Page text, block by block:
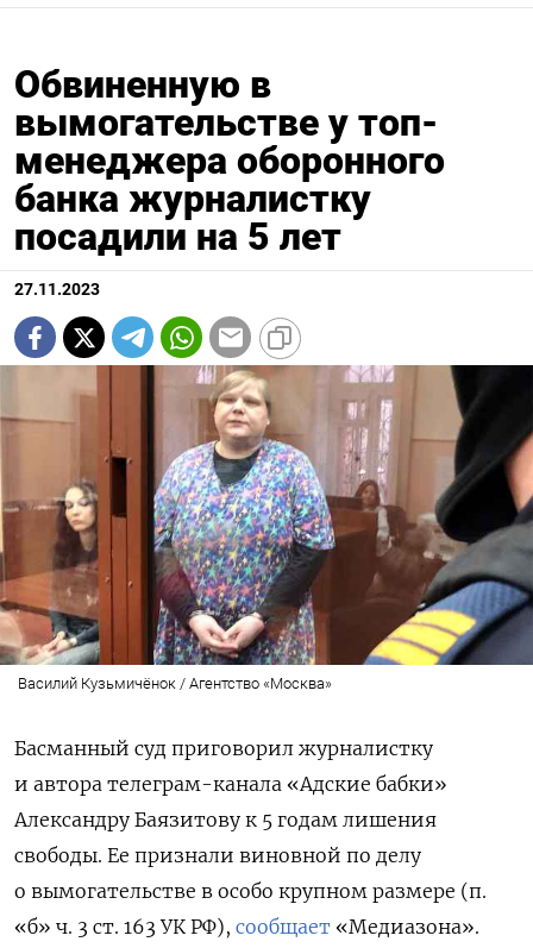
Обвиненную в
вымогательстве у топ-
менеджера оборонного
банка журналистку
посадили на 5 лет
27.11.2023
Василий Кузьмичёнок / Агентство «Москва»
Басманный суд приговорил журналистку
и автора телеграм-канала «Адские бабки»
Александру Баязитову к 5 годам лишения
свободы. Ее признали виновной по делу
о вымогательстве в особо крупном размере (п.
«б» ч. 3 ст. 163 УК РФ), сообщает «Медиазона».